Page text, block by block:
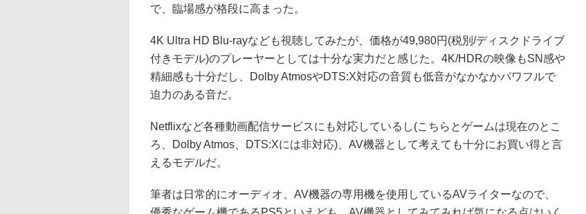
で、臨場感が格段に高まった。
4K Ultra HD Blu-rayなども視聴してみたが、価格が49,980円(税別/ディスクドライブ
付きモデル)のプレーヤーとしては十分な実力だと感じた。4K/HDRの映像もSN感や
精細感も十分だし、Dolby AtmosやDTS:X対応の音質も低音がなかなかパワフルで
迫力のある音だ。
Netflixなど各種動画配信サービスにも対応しているし(こちらとゲームは現在のとこ
ろ、Dolby Atmos、DTS:Xには非対応)、AV機器として考えても十分にお買い得と言
えるモデルだ。
筆者は日常的にオーディオ、AV機器の専用機を使用しているAVライターなので、